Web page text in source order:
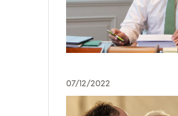
07/12/2022